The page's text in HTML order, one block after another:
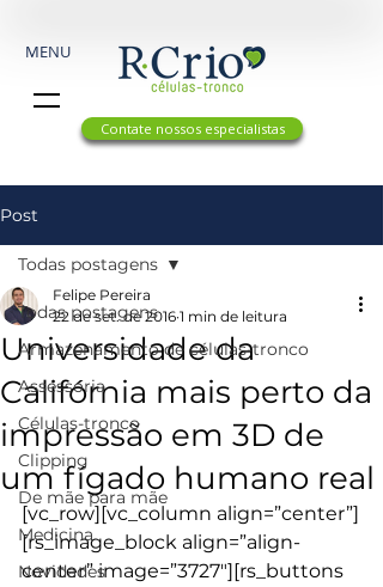
MENU
Contate nossos especialistas
Post
Todas postagens
Armazenamento de células-tronco
Assessoria
Células-tronco
Clipping
De mãe para mãe
Medicina
Novidades
Todas postagens
Universidade da
Califórnia mais perto da
impressão em 3D de
um fígado humano real
Felipe Pereira
22 de set. de 2016 1 min de leitura
[vc_row][vc_column align=”center”]
[rs_image_block align=”align-
center” image=”3727″][rs_buttons